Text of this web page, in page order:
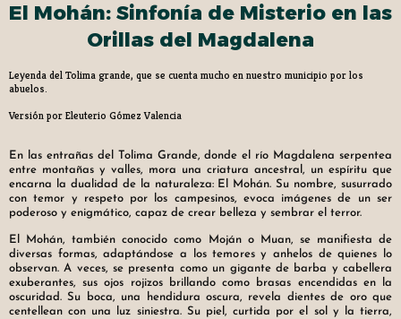
El Mohán: Sinfonía de Misterio en las
Orillas del Magdalena
Leyenda del Tolima grande, que se cuenta mucho en nuestro municipio por los
abuelos.
Versión por Eleuterio Gómez Valencia
En las entrañas del Tolima Grande, donde el río Magdalena serpentea
entre montañas y valles, mora una criatura ancestral, un espíritu que
encarna la dualidad de la naturaleza: El Mohán. Su nombre, susurrado
con temor y respeto por los campesinos, evoca imágenes de un ser
poderoso y enigmático, capaz de crear belleza y sembrar el terror.
El Mohán, también conocido como Moján o Muan, se manifiesta de
diversas formas, adaptándose a los temores y anhelos de quienes lo
observan. A veces, se presenta como un gigante de barba y cabellera
exuberantes, sus ojos rojizos brillando como brasas encendidas en la
oscuridad. Su boca, una hendidura oscura, revela dientes de oro que
centellean con una luz siniestra. Su piel, curtida por el sol y la tierra,